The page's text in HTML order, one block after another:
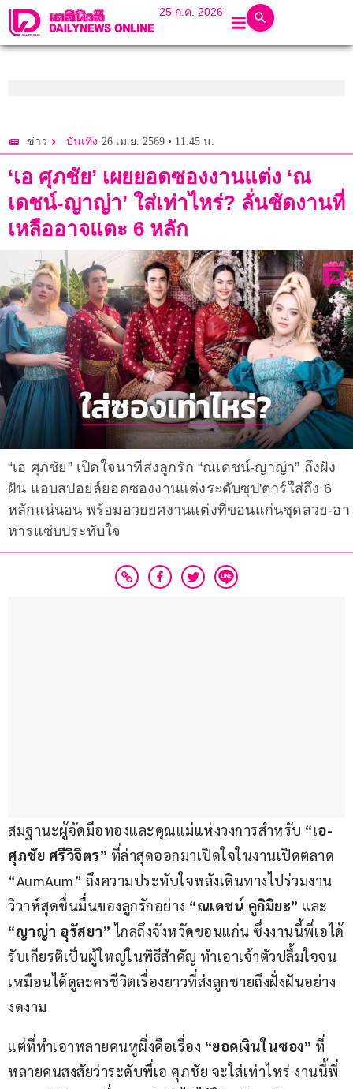
25 ก.ค. 2026
ข่าว บันเทิง 26 เม.ย. 2569 • 11:45 น.
‘เอ ศุภชัย’ เผยยอดซองงานแต่ง ‘ณ
เดชน์-ญาญ่า’ ใส่เท่าไหร่? ลั่นชัดงานที่
เหลืออาจแตะ 6 หลัก
“เอ ศุภชัย” เปิดใจนาทีส่งลูกรัก “ณเดชน์-ญาญ่า” ถึงฝั่ง
ฝัน แอบสปอยล์ยอดซองงานแต่งระดับซุป'ตาร์ใส่ถึง 6
หลักแน่นอน พร้อมอวยยศงานแต่งที่ขอนแก่นชุดสวย-อา
หารแซ่บประทับใจ
สมฐานะผู้จัดมือทองและคุณแม่แห่งวงการสำหรับ “เอ-
ศุภชัย ศรีวิจิตร” ที่ล่าสุดออกมาเปิดใจในงานเปิดตลาด
“AumAum” ถึงความประทับใจหลังเดินทางไปร่วมงาน
วิวาห์สุดชื่นมื่นของลูกรักอย่าง “ณเดชน์ คูกิมิยะ” และ
“ญาญ่า อุรัสยา” ไกลถึงจังหวัดขอนแก่น ซึ่งงานนี้พี่เอได้
รับเกียรติเป็นผู้ใหญ่ในพิธีสำคัญ ทำเอาเจ้าตัวปลื้มใจจน
เหมือนได้ดูละครชีวิตเรื่องยาวที่ส่งลูกชายถึงฝั่งฝันอย่าง
งดงาม
แต่ที่ทำเอาหลายคนหูผึ่งคือเรื่อง “ยอดเงินในซอง” ที่
หลายคนสงสัยว่าระดับพี่เอ ศุภชัย จะใส่เท่าไหร่ งานนี้พี่